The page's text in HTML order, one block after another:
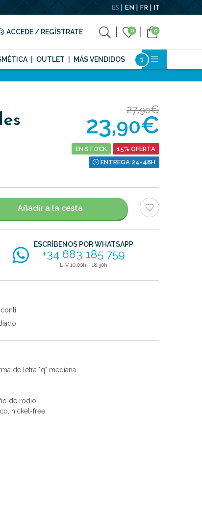
ES EN FR IT
ACCEDE / REGÍSTRATE 0 0
OUTLET MÁS VENDIDOS
27,90€
23,90€
EN STOCK
15% OFERTA
ENTREGA 24-48H
Añadir a la cesta
ESCRÍBENOS POR WHATSAPP
+34 683 185 759
L-V 10:00h - 18:30h
de letra "q" mediana.
de rodio.
nickel-free.